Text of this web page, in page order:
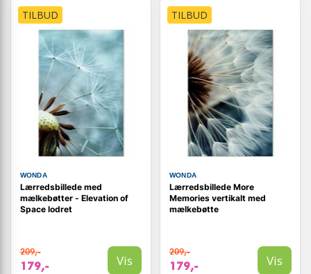
TILBUD
WONDA
Lærredsbillede med
mælkebøtter - Elevation of
Space lodret
209,-
179,- Vis
TILBUD
WONDA
Lærredsbillede More
Memories vertikalt med
mælkebøtte
209,-
179,- Vis